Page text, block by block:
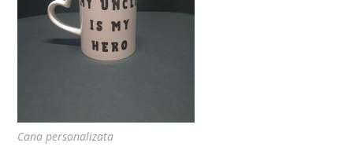
Cana personalizata